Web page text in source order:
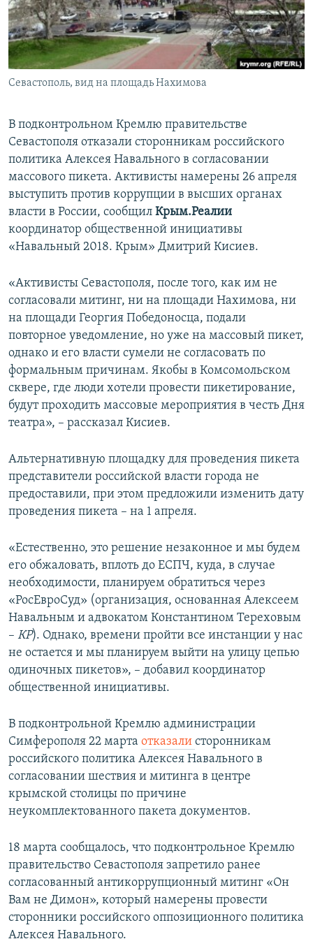
ПОБЕДИТЕЛЕЙ НЕ СУДЯТ?
КРЫМ.НЕПОКОРЕННЫЙ
ELIFBE
УКРАИНСКАЯ ПРОБЛЕМА КРЫМА
ПРИСОЕДИНЯЙТЕСЬ!
Севастополь, вид на площадь Нахимова
В подконтрольном Кремлю правительстве
Севастополя отказали сторонникам российского
политика Алексея Навального в согласовании
массового пикета. Активисты намерены 26 апреля
выступить против коррупции в высших органах
власти в России, сообщил Крым.Реалии
координатор общественной инициативы
«Навальный 2018. Крым» Дмитрий Кисиев.
«Активисты Севастополя, после того, как им не
согласовали митинг, ни на площади Нахимова, ни
на площади Георгия Победоносца, подали
повторное уведомление, но уже на массовый пикет,
однако и его власти сумели не согласовать по
формальным причинам. Якобы в Комсомольском
сквере, где люди хотели провести пикетирование,
будут проходить массовые мероприятия в честь Дня
театра», – рассказал Кисиев.
Альтернативную площадку для проведения пикета
представители российской власти города не
предоставили, при этом предложили изменить дату
проведения пикета – на 1 апреля.
«Естественно, это решение незаконное и мы будем
его обжаловать, вплоть до ЕСПЧ, куда, в случае
необходимости, планируем обратиться через
«РосЕвроСуд» (организация, основанная Алексеем
Навальным и адвокатом Константином Тереховым
– КР). Однако, времени пройти все инстанции у нас
не остается и мы планируем выйти на улицу цепью
одиночных пикетов», – добавил координатор
общественной инициативы.
В подконтрольной Кремлю администрации
Симферополя 22 марта отказали сторонникам
российского политика Алексея Навального в
согласовании шествия и митинга в центре
крымской столицы по причине
неукомплектованного пакета документов.
18 марта сообщалось, что подконтрольное Кремлю
правительство Севастополя запретило ранее
согласованный антикоррупционный митинг «Он
Вам не Димон», который намерены провести
сторонники российского оппозиционного политика
Алексея Навального.